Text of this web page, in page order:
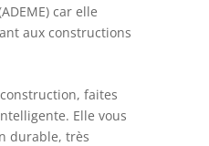
car elle
aux constructions
faites
Elle vous
durable, très